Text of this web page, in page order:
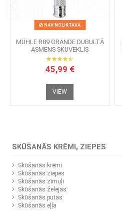
NAV NOLIKTAVĀ
MÜHLE R89 GRANDE DUBULTĀ
ASMENS SKUVEKLIS
45,99 €
VIEW
SKŪŠANĀS KRĒMI, ZIEPES
Skūšanās krēmi
Skūšanās ziepes
Skūšanās zīmuļi
Skūšanās želejas
Skūšanās putas
Skūšanās eļļa